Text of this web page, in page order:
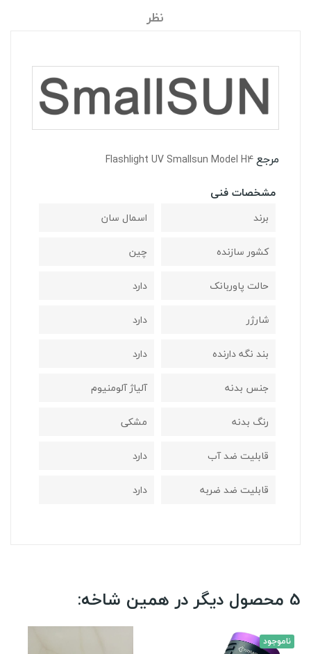
نظر
مرجعFlashlight UV Smallsun Model H4
مشخصات فنی
برند
اسمال سان
کشور سازنده
چین
حالت پاوربانک
دارد
شارژر
دارد
بند نگه دارنده
دارد
جنس بدنه
آلیاژ آلومنیوم
رنگ بدنه
مشکی
قابلیت ضد آب
دارد
قابلیت ضد ضربه
دارد
5 محصول دیگر در همین شاخه:
ناموجود